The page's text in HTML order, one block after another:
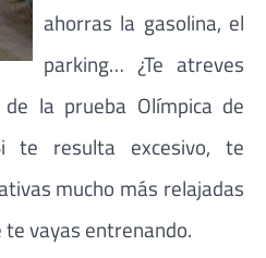
ahorras la gasolina, el
parking… ¿Te atreves
la prueba Olímpica de
te resulta excesivo, te
mucho más relajadas
vayas entrenando.